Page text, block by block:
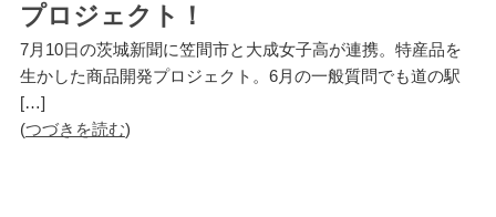
プロジェクト！
7月10日の茨城新聞に笠間市と大成女子高が連携。特産品を
生かした商品開発プロジェクト。6月の一般質問でも道の駅
[…]
(つづきを読む)